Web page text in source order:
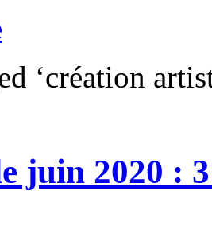
‘création
juin 2020 :